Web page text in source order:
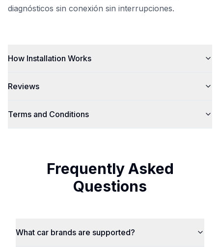
diagnósticos sin conexión sin interrupciones.
How Installation Works
Reviews
Terms and Conditions
Frequently Asked
Questions
What car brands are supported?